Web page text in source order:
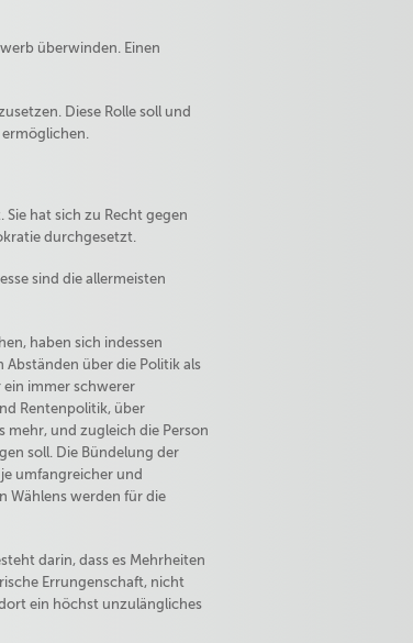
überwinden. Einen
Diese Rolle soll und
hat sich zu Recht gegen
durchgesetzt.
sind die allermeisten
haben sich indessen
über die Politik als
ein immer schwerer
Rentenpolitik, über
und zugleich die Person
soll. Die Bündelung der
umfangreicher und
Wählens werden für die
darin, dass es Mehrheiten
Errungenschaft, nicht
ein höchst unzulängliches